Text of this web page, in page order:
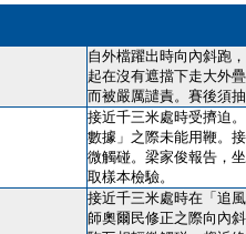
自外檔躍出時向內斜跑
起在沒有遮擋下走大外
而被嚴厲譴責。賽後須
接近千三米處時受擠迫
數據」之際未能用鞭。
微觸碰。梁家俊報告，
取樣本檢驗。
接近千三米處時在「追
師奧爾民修正之際向內